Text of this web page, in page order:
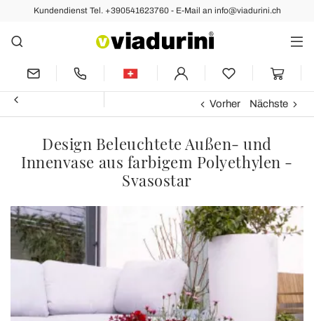
Kundendienst Tel. +390541623760 - E-Mail an info@viadurini.ch
Vorher Nächste
Design Beleuchtete Außen- und
Innenvase aus farbigem Polyethylen -
Svasostar